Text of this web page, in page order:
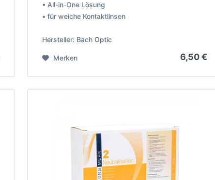
• All-in-One Lösung
• für weiche Kontaktlinsen
Hersteller: Bach Optic
6,50 €
Merken